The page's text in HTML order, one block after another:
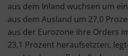
aus dem Inland wuchsen um
aus dem Ausland um 27,0
aus der Eurozone ihre Orders
23,1 Prozent heraufsetzten,